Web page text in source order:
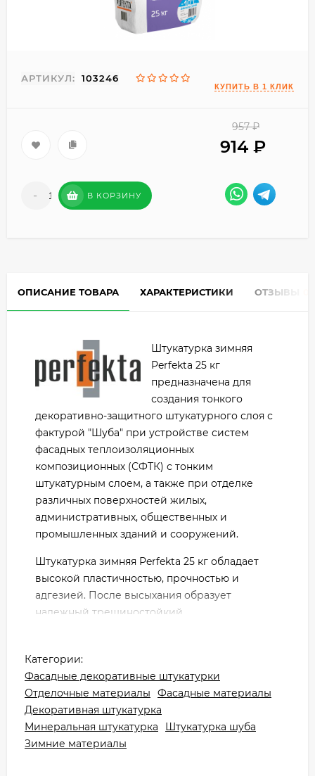
АРТИКУЛ: 103246
957 ₽
914
- + В КОРЗИНУ
ОПИСАНИЕ ТОВАРА ХАРАКТЕРИСТИКИ ОТЗЫВЫ
Штукатурка зимняя
Perfekta 25 кг
предназначена для
создания тонкого
декоративно-защитного штукатурного слоя с
фактурой "Шуба" при устройстве систем
фасадных теплоизоляционных
композиционных (СФТК) с тонким
штукатурным слоем, а также при отделке
различных поверхностей жилых,
административных, общественных и
промышленных зданий и сооружений.
Штукатурка зимняя Perfekta 25 кг обладает
высокой пластичностью, прочностью и
адгезией. После высыхания образует
надежный трещиностойкий,
фасад от механических повреждений и
воздействия неблагоприятных климатических
условий, пригодный под последующую
окраску или пропитку гидрофобизирующими
составами. Применяется для проведения
отделочных работ внутри и снаружи зданий.
Категории:
Фасадные декоративные штукатурки
Отделочные материалы
Фасадные материалы
Декоративная штукатурка
Минеральная штукатурка
Штукатурка шуба
Зимние материалы